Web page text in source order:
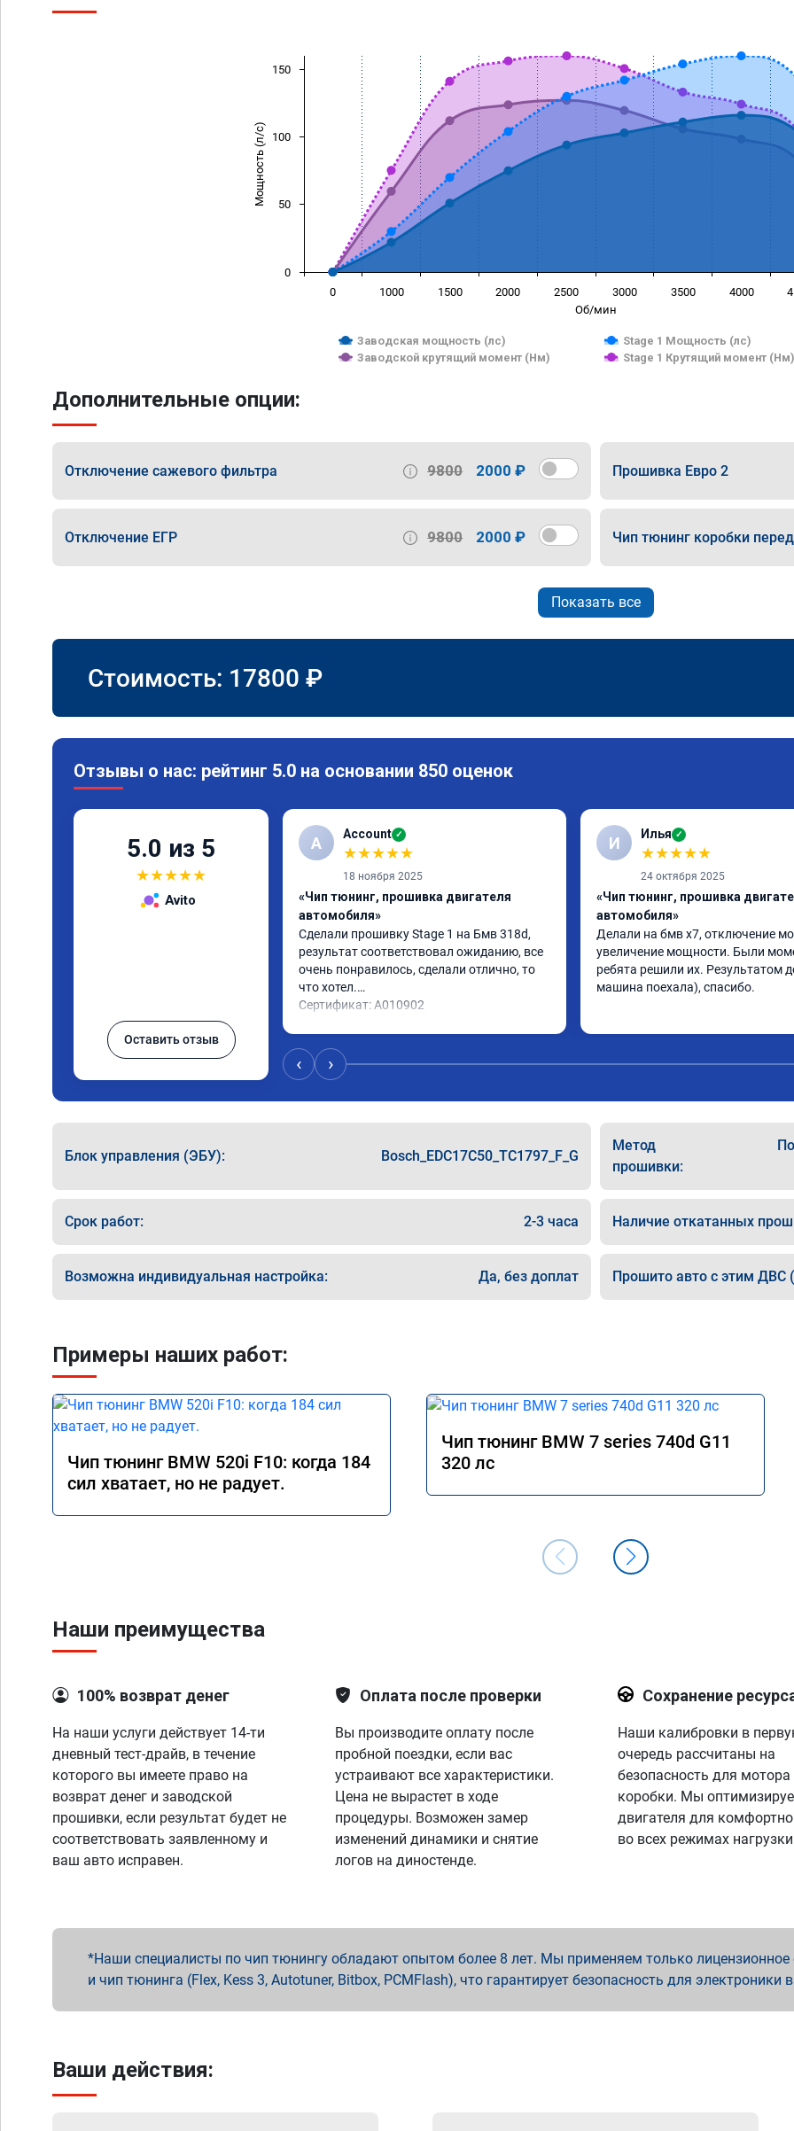
Об/мин
Мощность (л/с)
Заводская мощность (лс)
Stage 1 Мощность (лс)
Заводской крутящий момент (Нм)
Stage 1 Крутящий момент (Нм)
0 1000 1500 2000 2500 3000 3500 4000
0
50
100
150
Дополнительные опции:
Отключение сажевого фильтра 9800 2000 ₽ Прошивка Евро 2
Отключение ЕГР 9800 2000 ₽ Чип тюнинг коробки
Показать все
Стоимость: 17800 ₽
Отзывы о нас: рейтинг 5.0 на основании 850 оценок
5.0 из 5
★★★★★
Avito
Оставить отзыв
A Account ✓
★★★★★
18 ноября 2025
«Чип тюнинг, прошивка двигателя
автомобиля»
Сделали прошивку Stage 1 на Бмв 318d,
результат соответствовал ожиданию, все
очень понравилось, сделали отлично, то
что хотел.
Сертификат: A010902
И Илья ✓
★★★★★
24 октября 2025
«Чип тюнинг, прошивка
автомобиля»
Делали на бмв х7, отключение
увеличение мощности. Были
ребята решили их. Результатом
машина поехала), спасибо.
‹ ›
Блок управления (ЭБУ): Bosch_EDC17C50_TC1797_F_G
Метод
прошивки:
Срок работ: 2-3 часа Наличие откатанных
Возможна индивидуальная настройка: Да, без доплат Прошито авто с этим ДВС
Примеры наших работ:
Чип тюнинг BMW 520i F10: когда 184
сил хватает, но не радует.
Чип тюнинг BMW 7 series 740d G11
320 лс
Наши преимущества
100% возврат денег
На наши услуги действует 14-ти
дневный тест-драйв, в течение
которого вы имеете право на
возврат денег и заводской
прошивки, если результат будет не
соответствовать заявленному и
ваш авто исправен.
Оплата после проверки
Вы производите оплату после
пробной поездки, если вас
устраивают все характеристики.
Цена не вырастет в ходе
процедуры. Возможен замер
изменений динамики и снятие
логов на диностенде.
Сохранение
Наши калибровки в
очередь рассчитаны на
безопасность для мотора
коробки. Мы
двигателя для
во всех режимах
Наши специалисты по чип тюнингу обладают опытом более 8 лет. Мы применяем только лицензионное
и чип тюнинга (Flex, Kess 3, Autotuner, Bitbox, PCMFlash), что гарантирует безопасность для электроники
Ваши действия: